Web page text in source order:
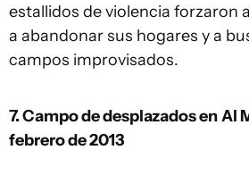
estallidos de violencia forzaron
a abandonar sus hogares y a
campos improvisados.
7. Campo de desplazados enAl
febrero de 2013